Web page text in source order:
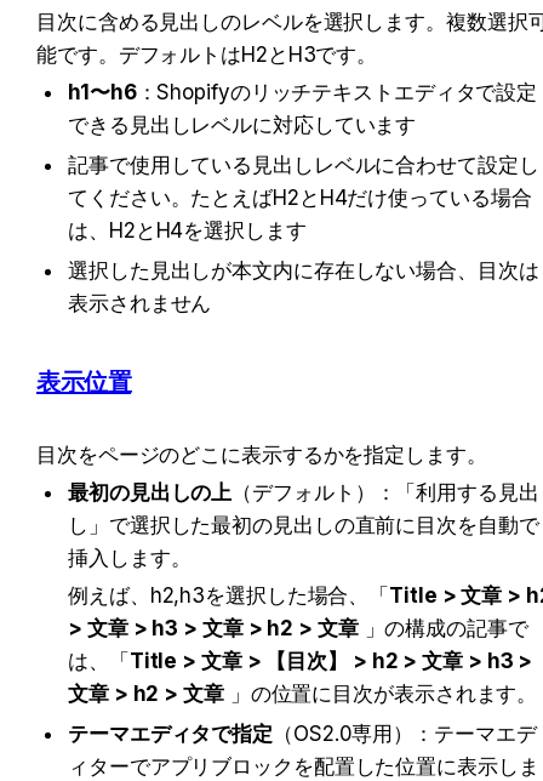
目次に含める見出しのレベルを選択します。複数選択
能です。デフォルトはH2とH3です。
h1〜h6：Shopifyのリッチテキストエディタで設定
できる見出しレベルに対応しています
記事で使用している見出しレベルに合わせて設定し
てください。たとえばH2とH4だけ使っている場合
は、H2とH4を選択します
選択した見出しが本文内に存在しない場合、目次は
表示されません
表示位置
目次をページのどこに表示するかを指定します。
最初の見出しの上 （デフォルト）：「利用する見出
し」で選択した最初の見出しの直前に目次を自動で
挿入します。
例えば、h2,h3を選択した場合、「 Title > 文章 >
> 文章 > h3 > 文章 > h2 > 文章 」の構成の記事で
は、「 Title > 文章 > 【目次】
> h2 > 文章 > h3 >
文章 > h2 > 文章 」の位置に目次が表示されます。
テーマエディタで指定 （OS2.0専用）：テーマエデ
ィターでアプリブロックを配置した位置に表示しま